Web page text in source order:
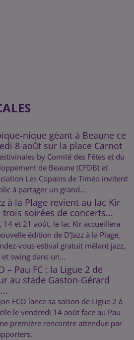
nique géant à Beaune ce
8 août sur la place Carnot
by Comité des Fêtes et du
de Beaune (CFDB) et
Les Copains de Timéo invitent
à partager un grand...
à la Plage revient au lac Kir
trois soirées de concerts...
14 et 21 août, le lac Kir accueillera
édition de D’Jazz à la Plage,
vous estival gratuit mêlant jazz,
et swing dans un...
– Pau FC : la Ligue 2 de
au stade Gaston-Gérard
FCO lance sa saison de Ligue 2 à
le vendredi 14 août face au Pau
première rencontre attendue par